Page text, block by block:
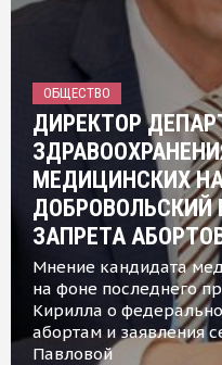
ОБЩЕСТВО
ДИРЕКТОР
МЕДИЦИНСКИХ
ДОБРОВОЛЬСКИЙ
ЗАПРЕТА
Мнение кандидата
на фоне последнего
Кирилла о
абортам и заявления
Павловой